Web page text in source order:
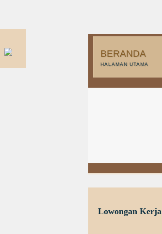
BERANDA
HALAMAN UTAMA
Lowongan Kerja